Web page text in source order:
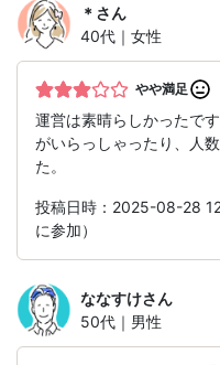
＊ さん
40代｜女性
やや満足
運営は素晴らしかったで
がいらっしゃったり、人
た。
投稿日時：2025-08-28
に参加）
ななすけさん
50代｜男性